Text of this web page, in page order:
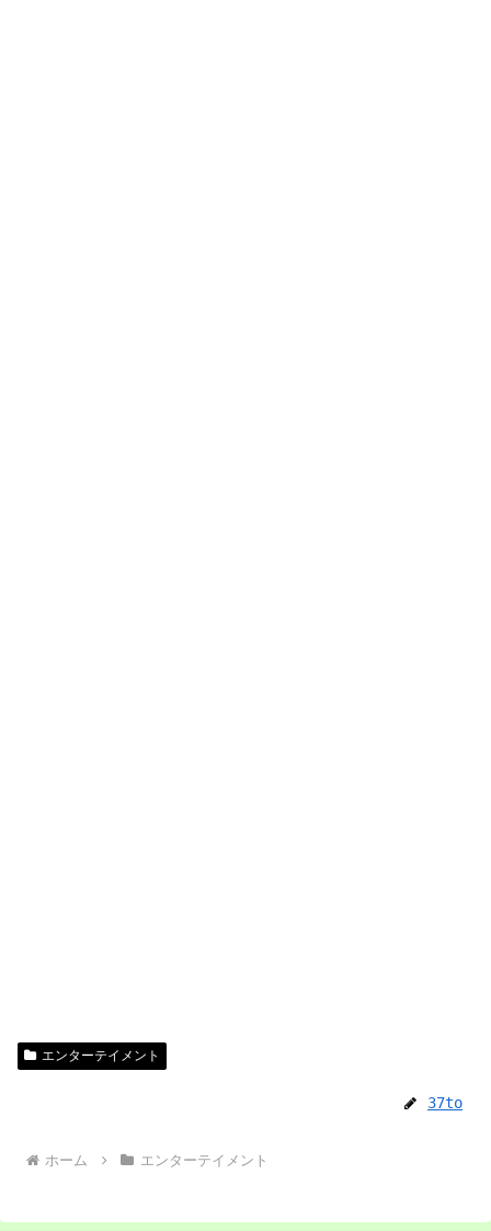
エンターテイメント
37to
ホーム エンターテイメント